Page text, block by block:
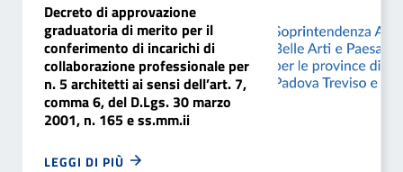
Decreto di approvazione
graduatoria di merito per il
conferimento di incarichi di
collaborazione professionale per
n. 5 architetti ai sensi dell’art. 7,
comma 6, del D.Lgs. 30 marzo
2001, n. 165 e ss.mm.ii
LEGGI DI PIÙ